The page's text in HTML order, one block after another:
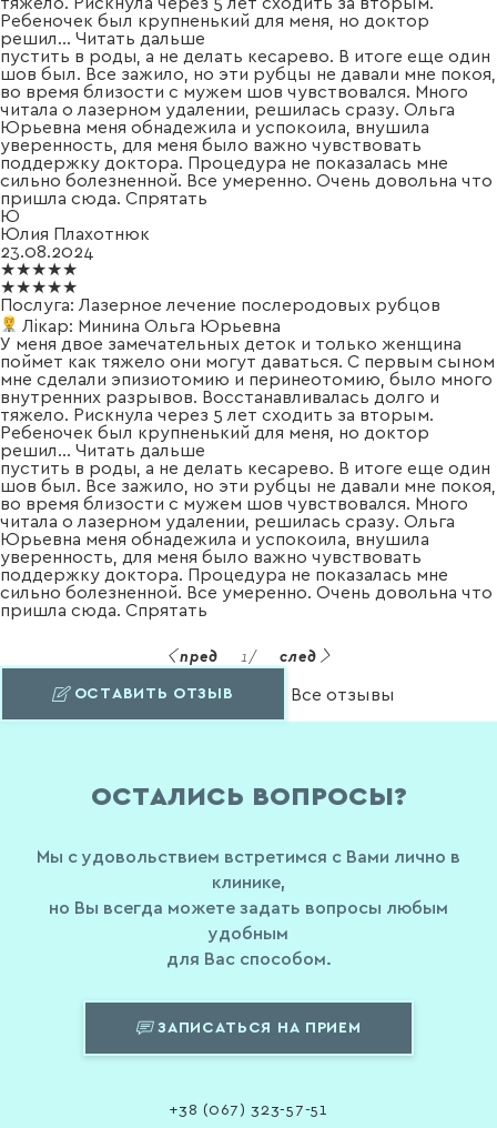
Ребеночек был крупненький для меня, но доктор
решил... Читать дальше
пустить в роды, а не делать кесарево. В итоге еще один
шов был. Все зажило, но эти рубцы не давали мне покоя,
во время близости с мужем шов чувствовался. Много
читала о лазерном удалении, решилась сразу. Ольга
Юрьевна меня обнадежила и успокоила, внушила
уверенность, для меня было важно чувствовать
поддержку доктора. Процедура не показалась мне
сильно болезненной. Все умеренно. Очень довольна что
пришла сюда. Спрятать
Ю
Юлия Плахотнюк
23.08.2024
★★★★★
★★★★★
Послуга: Лазерное лечение послеродовых рубцов
Лікар: Минина Ольга Юрьевна
У меня двое замечательных деток и только женщина
поймет как тяжело они могут даваться. С первым сыном
мне сделали эпизиотомию и перинеотомию, было много
внутренних разрывов. Восстанавливалась долго и
тяжело. Рискнула через 5 лет сходить за вторым.
Ребеночек был крупненький для меня, но доктор
решил... Читать дальше
пустить в роды, а не делать кесарево. В итоге еще один
шов был. Все зажило, но эти рубцы не давали мне покоя,
во время близости с мужем шов чувствовался. Много
читала о лазерном удалении, решилась сразу. Ольга
Юрьевна меня обнадежила и успокоила, внушила
уверенность, для меня было важно чувствовать
поддержку доктора. Процедура не показалась мне
сильно болезненной. Все умеренно. Очень довольна что
пришла сюда. Спрятать
пред 1/ след
ОСТАВИТЬ ОТЗЫВ Все отзывы
ОСТАЛИСЬ ВОПРОСЫ?
Мы с удовольствием встретимся с Вами лично в
клинике,
но Вы всегда можете задать вопросы любым
удобным
для Вас способом.
ЗАПИСАТЬСЯ НА ПРИЕМ
+38 (067) 323-57-51